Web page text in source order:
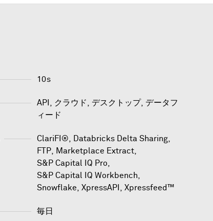
10s
API, クラウド, デスクトップ, データフ
ィード
ClariFI® Databricks Delta Sharing
FTP
Marketplace Extract
S&P Capital IQ Pro
S&P Capital IQ Workbench
Snowflake ,XpressAPI ,Xpressfeed™
毎日